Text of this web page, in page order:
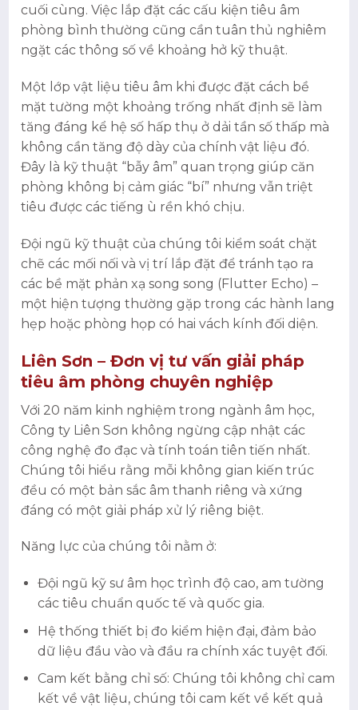
cuối cùng. Việc lắp đặt các cấu kiện tiêu âm
phòng bình thường cũng cần tuân thủ nghiêm
ngặt các thông số về khoảng hở kỹ thuật.
Một lớp vật liệu tiêu âm khi được đặt cách bề
mặt tường một khoảng trống nhất định sẽ làm
tăng đáng kể hệ số hấp thụ ở dải tần số thấp mà
không cần tăng độ dày của chính vật liệu đó.
Đây là kỹ thuật “bẫy âm” quan trọng giúp căn
phòng không bị cảm giác “bí” nhưng vẫn triệt
tiêu được các tiếng ù rền khó chịu.
Đội ngũ kỹ thuật của chúng tôi kiểm soát chặt
chẽ các mối nối và vị trí lắp đặt để tránh tạo ra
các bề mặt phản xạ song song (Flutter Echo) –
một hiện tượng thường gặp trong các hành lang
hẹp hoặc phòng họp có hai vách kính đối diện.
Liên Sơn – Đơn vị tư vấn giải pháp
tiêu âm phòng chuyên nghiệp
Với 20 năm kinh nghiệm trong ngành âm học,
Công ty Liên Sơn không ngừng cập nhật các
công nghệ đo đạc và tính toán tiên tiến nhất.
Chúng tôi hiểu rằng mỗi không gian kiến trúc
đều có một bản sắc âm thanh riêng và xứng
đáng có một giải pháp xử lý riêng biệt.
Năng lực của chúng tôi nằm ở:
Đội ngũ kỹ sư âm học trình độ cao, am tường
các tiêu chuẩn quốc tế và quốc gia.
Hệ thống thiết bị đo kiểm hiện đại, đảm bảo
dữ liệu đầu vào và đầu ra chính xác tuyệt đối.
Cam kết bằng chỉ số: Chúng tôi không chỉ cam
kết về vật liệu, chúng tôi cam kết về kết quả